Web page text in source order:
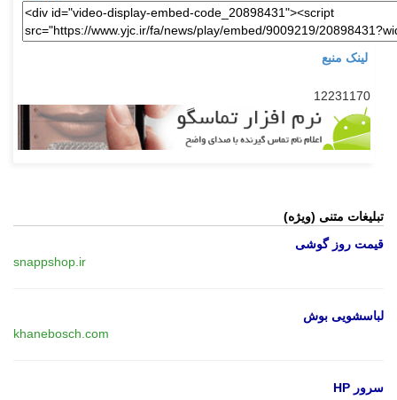
لینک منبع
12231170
تبلیغات متنی (ویژه)
قیمت روز گوشی
snappshop.ir
لباسشویی بوش
khanebosch.com
سرور HP